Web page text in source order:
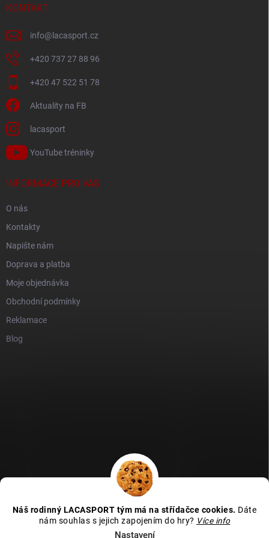
Náš rodinný LACASPORT tým má na střídačce cookies. Dáte
nám souhlas s jejich zapojením do hry? Více info
Nastavení
KONTAKT
info@ lacasport.cz
+420 737 27 88 96
+420 47 522 51 78
Aktuality na FB
lacasport
YouTube tréninky
INFORMACE PRO VÁS
O nás
Kontakty
Napište nám
Doprava a platba
Moje objednávka
Obchodní podmínky
Reklamace
Blog
Zboží recenze
Kamenná prodejna - MAPA